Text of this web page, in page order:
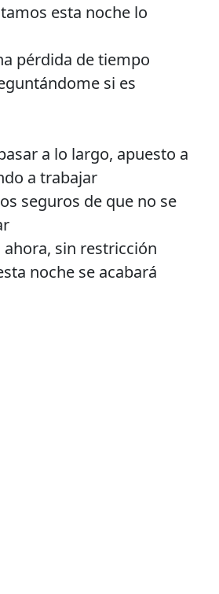
esta noche lo
pérdida de tiempo
si es
a lo largo, apuesto a
a trabajar
seguros de que no se
sin restricción
noche se acabará